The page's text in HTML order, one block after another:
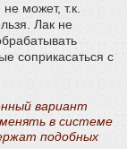
может, т.к.
Лак не
соприкасаться с
вариант
в системе
подобных